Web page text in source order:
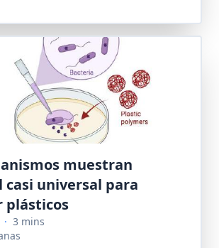
muestran
casi universal para
plásticos
· 3 mins